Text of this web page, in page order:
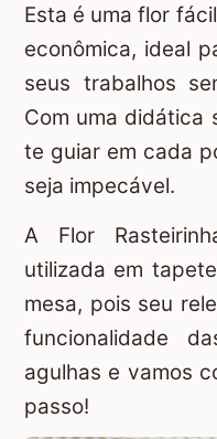
Esta é uma flor
econômica, ideal
seus trabalhos
Com uma didática
te guiar em cada
seja impecável.
A Flor
utilizada em
mesa, pois seu
funcionalidade
agulhas e vamos
passo!